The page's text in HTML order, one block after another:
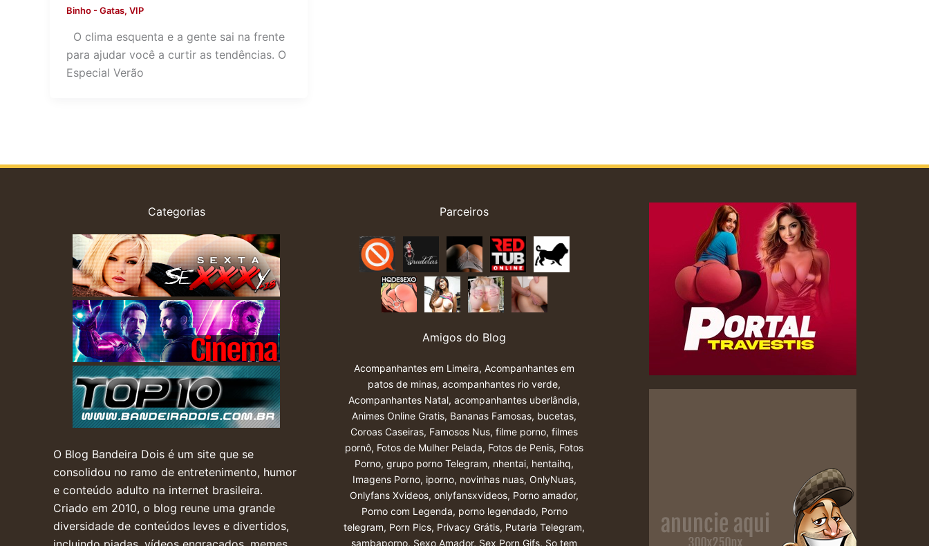
Binho-Gatas, VIP
O clima esquenta e a gente sai na frente
para ajudar você a curtir as tendências. O
Especial Verão
Categorias
O Blog Bandeira Dois é um site que se
consolidou no ramo de entretenimento, humor
e conteúdo adulto na internet brasileira.
Criado em 2010, o blog reune uma grande
diversidade de conteúdos leves e divertidos,
Parceiros
Amigos do Blog
Acompanhantes em Limeira,Acompanhantes em
patos de minas,acompanhantes rio verde,
Acompanhantes Natal,acompanhantes uberlândia,
Animes Online Gratis, Bananas Famosas, bucetas,
Coroas Caseiras, Famosos Nus,filme porno,filmes
pornô, Fotos de Mulher Pelada, Fotos de Penis, Fotos
Porno,grupo porno Telegram, nhentai, hentaihq,
Imagens Porno, iporno, novinhas nuas, OnlyNuas,
Onlyfans Xvideos,onlyfansxvideos, Porno amador,
Porno com Legenda, porno legendado, Porno
telegram, Porn Pics, Privacy Grátis, Putaria Telegram,
sambaporno, Sexo Amador, Sex Porn Gifs, So tem